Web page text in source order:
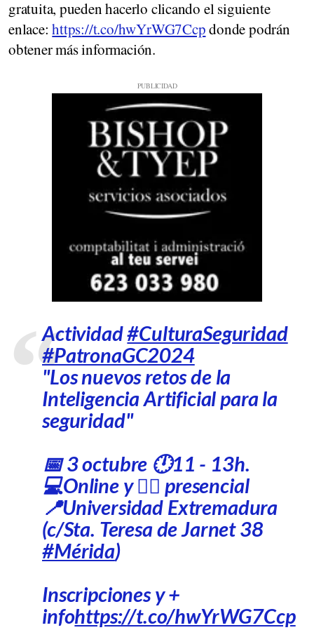
gratuita, pueden hacerlo clicando el siguiente
enlace:https://t.co/hwYrWG7Ccpdonde podrán
obtener más información.
Actividad#CulturaSeguridad
#PatronaGC2024
"Los nuevos retos de la
Inteligencia Artificial para la
seguridad"
📅 3 octubre 🕛11 - 13h.
💻Online y 🙍‍♂️ presencial
📍Universidad Extremadura
(c/Sta. Teresa de Jarnet 38
#Mérida)
Inscripciones y +
infohttps://t.co/hwYrWG7Ccp